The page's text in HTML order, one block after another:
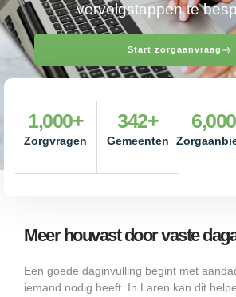
vervolgstappen te
Start zorgaanvraag
Zorgvragen
1,000+
Gemeenten
342+ 6,000
Meer houvast door vaste
Een goede daginvulling begint met
iemand nodig heeft. In Laren kan dit